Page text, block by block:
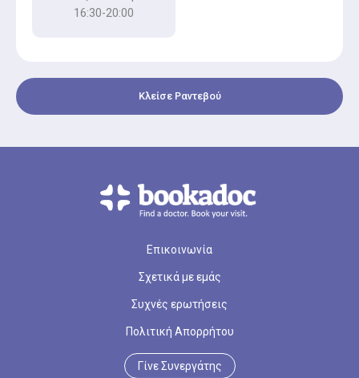
16:30-20:00
Κλείσε Ραντεβού
Επικοινωνία
Σχετικά με εμάς
Συχνές ερωτήσεις
Πολιτική Απορρήτου
Γίνε Συνεργάτης